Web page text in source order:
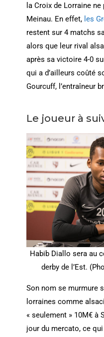
la Croix de Lorraine
Meinau. En effet, les
restent sur 4 matchs
alors que leur rival
après sa victoire 4-0
qui a d’ailleurs coûté
Gourcuff, l’entraîneur
Le joueur à
Habib Diallo sera au
derby de l’Est.
Son nom se murmure
lorraines comme
« seulement » 10M€ à
jour du mercato, ce